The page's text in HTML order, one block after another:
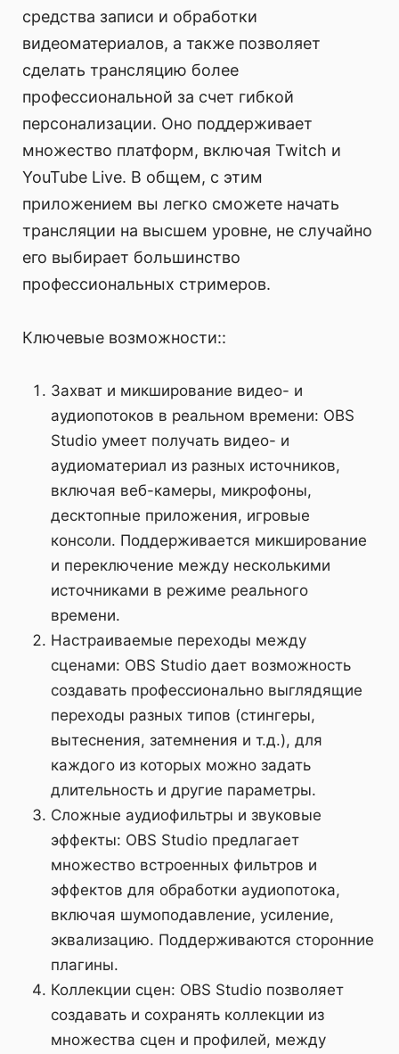
средства записи и обработки
видеоматериалов, а также позволяет
сделать трансляцию более
профессиональной за счет гибкой
персонализации. Оно поддерживает
множество платформ, включая Twitch и
YouTube Live. В общем, с этим
приложением вы легко сможете начать
трансляции на высшем уровне, не случайно
его выбирает большинство
профессиональных стримеров.
Ключевые возможности::
Захват и микширование видео- и
аудиопотоков в реальном времени: OBS
Studio умеет получать видео- и
аудиоматериал из разных источников,
включая веб-камеры, микрофоны,
десктопные приложения, игровые
консоли. Поддерживается микширование
и переключение между несколькими
источниками в режиме реального
времени.
Настраиваемые переходы между
сценами: OBS Studio дает возможность
создавать профессионально выглядящие
переходы разных типов (стингеры,
вытеснения, затемнения и т.д.), для
каждого из которых можно задать
длительность и другие параметры.
Сложные аудиофильтры и звуковые
эффекты: OBS Studio предлагает
множество встроенных фильтров и
эффектов для обработки аудиопотока,
включая шумоподавление, усиление,
эквализацию. Поддерживаются сторонние
плагины.
Коллекции сцен: OBS Studio позволяет
создавать и сохранять коллекции из
множества сцен и профилей, между